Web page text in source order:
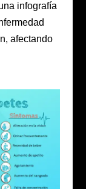
infografía
afectando